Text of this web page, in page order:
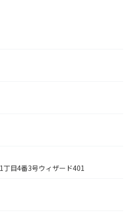
丁目4番3号ウィザード401